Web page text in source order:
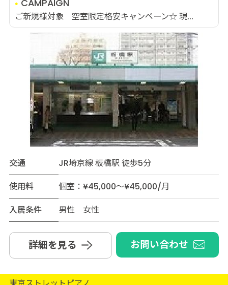
CAMPAIGN
ご新規様対象 空室限定格安キャンペーン☆ 現...
交通
JR埼京線 板橋駅 徒歩5分
使用料
個室：¥45,000～¥45,000/月
入居条件
男性 女性
詳細を見る お問い合わせ